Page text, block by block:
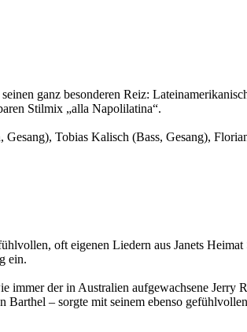
ganz besonderen Reiz:
Stilmix „alla Napolilatina“.
Tobias Kalisch (Bass, Gesang),
oft eigenen Liedern aus Janets
ein.
immer der in Australien aufgewachsene
– sorgte mit seinem ebenso